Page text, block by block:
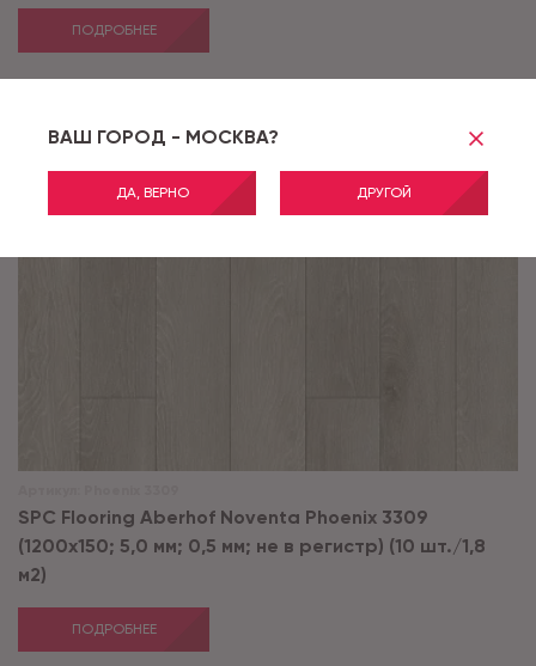
ВАШ ГОРОД - МОСКВА?
ДА, ВЕРНО ДРУГОЙ
ПОДРОБНЕЕ
SPC Flooring Aberhof Noventa Phoenix 3309
(1200х150; 5,0 мм; 0,5 мм; не в регистр) (10 шт./1,8
м2)
ПОДРОБНЕЕ